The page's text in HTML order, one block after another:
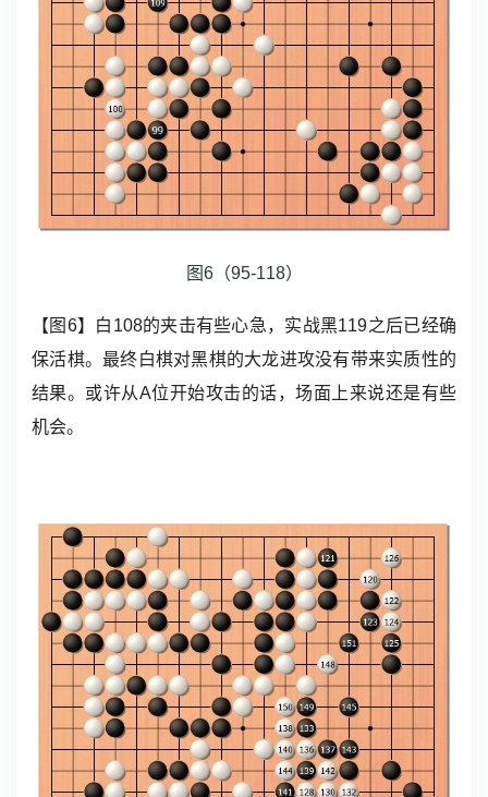
图6（95-118）
【图6】白108的夹击有些心急，实战黑119之后已经确
保活棋。最终白棋对黑棋的大龙进攻没有带来实质性的
结果。或许从A位开始攻击的话，场面上来说还是有些
机会。